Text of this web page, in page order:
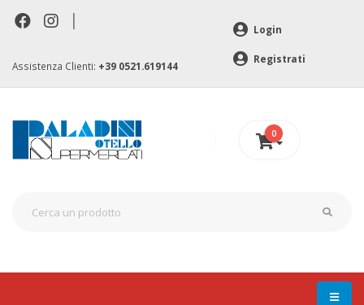
|
Assistenza Clienti: +39 0521.619144
Login
Registrati
0